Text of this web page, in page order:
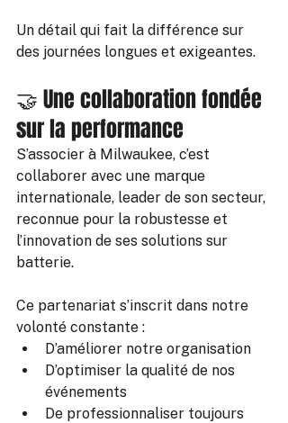
Un détail qui fait la différence sur
des journées longues et exigeantes.
🤝 Une collaboration fondée
sur la performance
S’associer à Milwaukee, c’est
collaborer avec une marque
internationale, leader de son secteur,
reconnue pour la robustesse et
l’innovation de ses solutions sur
batterie.
Ce partenariat s’inscrit dans notre
volonté constante :
D’améliorer notre organisation
D’optimiser la qualité de nos
événements
De professionnaliser toujours